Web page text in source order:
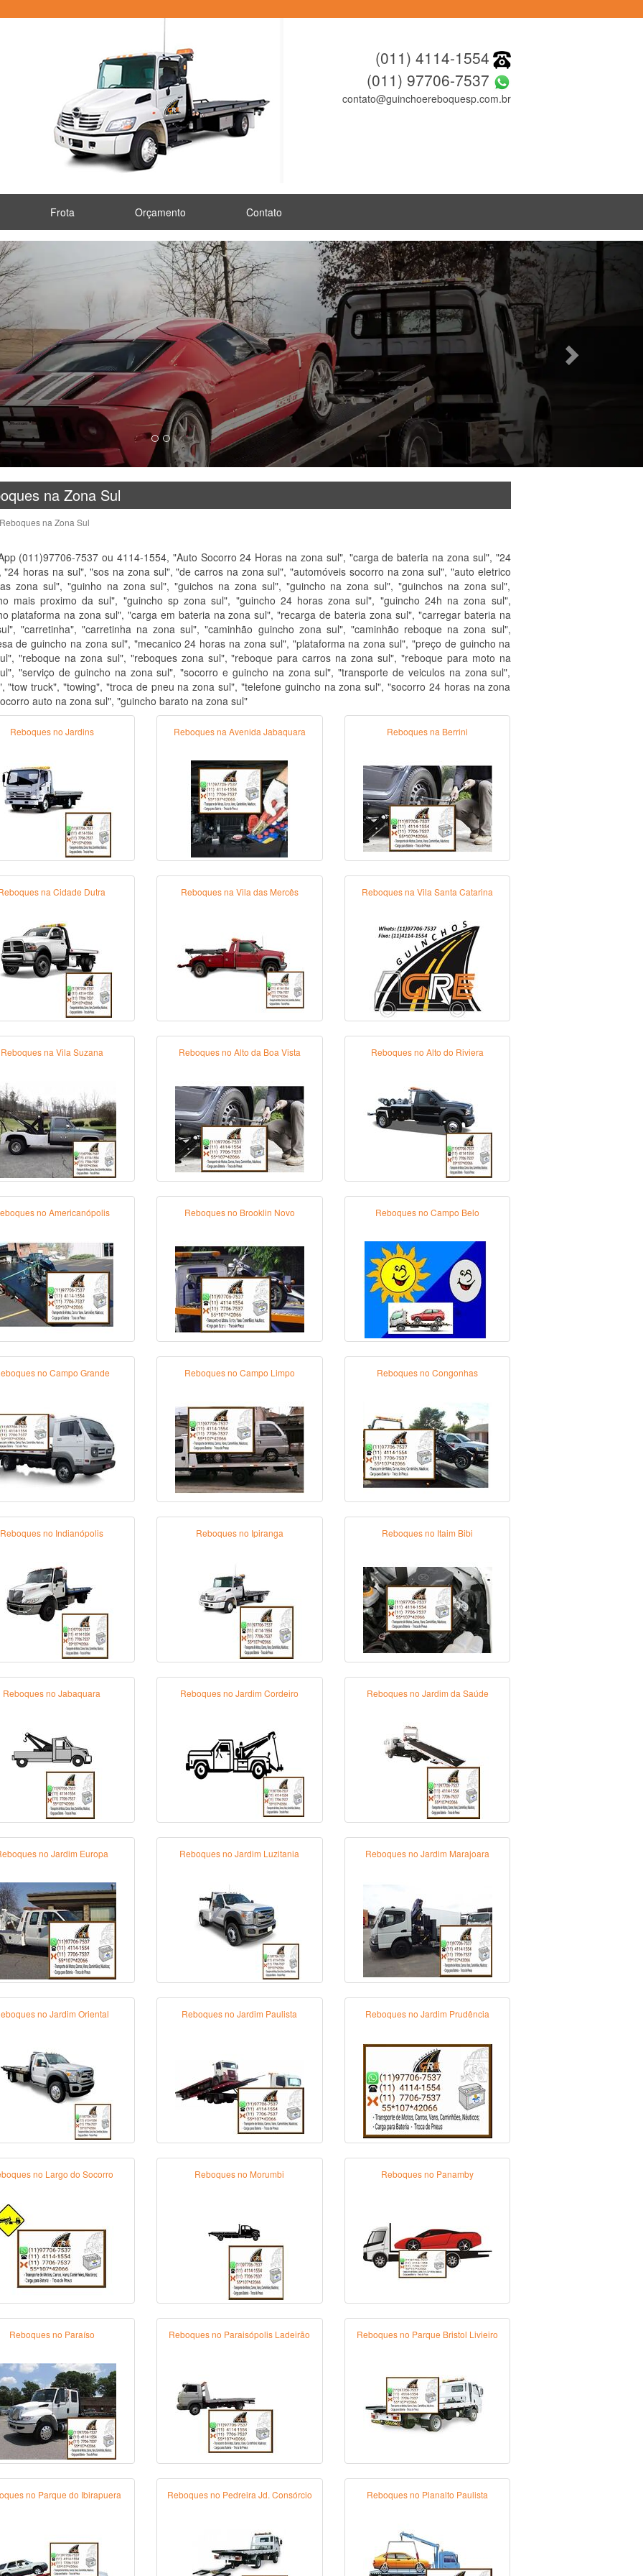
(011) 4114-1554
(011) 97706-7537
contato@guinchoereboquesp.com.br
Frota Orçamento Contato
Next
na Zona Sul
na Zona Sul
(011)97706-7537 ou 4114-1554, "Auto Socorro 24 Horas na zona sul", "carga de bateria na zona sul", "24
"24 horas na sul", "sos na zona sul", "de carros na zona sul", "automóveis socorro na zona sul", "auto eletrico
zona sul", "guinho na zona sul", "guichos na zona sul", "guincho na zona sul", "guinchos na zona sul",
mais proximo da sul", "guincho sp zona sul", "guincho 24 horas zona sul", "guincho 24h na zona sul",
plataforma na zona sul", "carga em bateria na zona sul", "recarga de bateria zona sul", "carregar bateria na
"carretinha", "carretinha na zona sul", "caminhão guincho zona sul", "caminhão reboque na zona sul",
de guincho na zona sul", "mecanico 24 horas na zona sul", "plataforma na zona sul", "preço de guincho na
"reboque na zona sul", "reboques zona sul", "reboque para carros na zona sul", "reboque para moto na
"serviço de guincho na zona sul", "socorro e guincho na zona sul", "transporte de veiculos na zona sul",
"tow truck", "towing", "troca de pneu na zona sul", "telefone guincho na zona sul", "socorro 24 horas na zona
auto na zona sul", "guincho barato na zona sul"
Reboques no Jardins Reboques na Avenida Jabaquara Reboques na Berrini
na Cidade Dutra Reboques na Vila das Mercês Reboques na Vila Santa Catarina
Reboques na Vila Suzana Reboques no Alto da Boa Vista Reboques no Alto do Riviera
no Americanópolis Reboques no Brooklin Novo Reboques no Campo Belo
no Campo Grande Reboques no Campo Limpo Reboques no Congonhas
Reboques no Indianópolis Reboques no Ipiranga Reboques no Itaim Bibi
Reboques no Jabaquara Reboques no Jardim Cordeiro Reboques no Jardim da Saúde
no Jardim Europa Reboques no Jardim Luzitania Reboques no Jardim Marajoara
no Jardim Oriental Reboques no Jardim Paulista Reboques no Jardim Prudência
no Largo do Socorro Reboques no Morumbi Reboques no Panamby
Reboques no Paraíso Reboques no Paraisópolis Ladeirão Reboques no Parque Bristol Livieiro
no Parque do Ibirapuera Reboques no Pedreira Jd. Consórcio Reboques no Planalto Paulista